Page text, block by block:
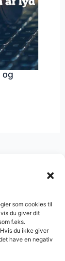
som cookies til
du giver dit
f.eks.
du ikke giver
have en negativ
og